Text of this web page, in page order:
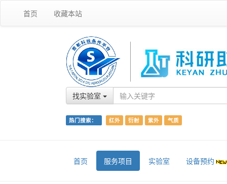
首页 收藏本站
找实验室
热门搜索： 红外 衍射 紫外 气质
首页 服务项目 实验室 设备预约